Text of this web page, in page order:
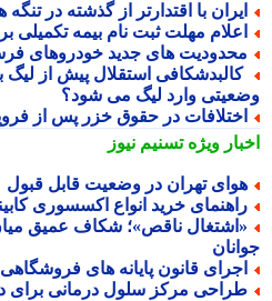
با اقتدارتر از گذشته در تنگه
مهلت ثبت نام بیمه تکمیلی
های جدید خودروهای فرسوده
استقلال پیش از لیگ
وارد لیگ می شود؟
در حقوق خزر پس از
ویژهتسنیم نیوز
تهران در وضعیت قابل قبول
خرید انواع اکسسوری کابینت
ناقص»؛ شکاف عمیق میان
قانون پایانه های فروشگاهی
مرکز سلول درمانی برای